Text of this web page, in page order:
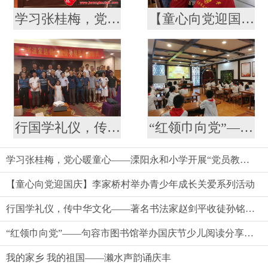
学习张桂梅，党心暖童心——溧阳永和小学开展“党员教师 留守儿童”结对仪式 【童心向党迎国庆】李家桥村举办青少年成长关爱系列活动
行国学礼仪，传中华文化——著名书法家赵剑平收徒孙铭昊拜师仪式见闻 “红领巾向党”——句容市图书馆举办国庆节少儿阅读分享成长活动
学习张桂梅，党心暖童心——溧阳永和小学开展“党员教师 留守儿童”结对仪式
【童心向党迎国庆】李家桥村举办青少年成长关爱系列活动
行国学礼仪，传中华文化——著名书法家赵剑平收徒孙铭昊拜师仪式见闻
“红领巾向党”——句容市图书馆举办国庆节少儿阅读分享成长活动
我的家乡 我的祖国——濑水声韵诵庆丰